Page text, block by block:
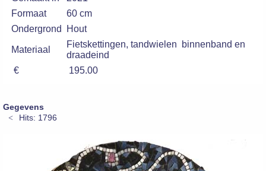
Formaat
60 cm
Ondergrond
Hout
Materiaal
Fietskettingen, tandwielen binnenband en
draadeind
€
195.00
Gegevens
Hits: 1796